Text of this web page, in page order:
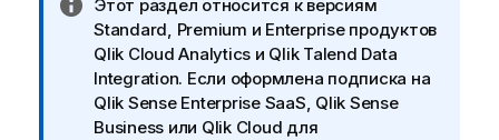
П
р
и
м
е
ч
Этот раздел относится к версиям
Standard, Premium и Enterprise продуктов
Qlik Cloud Analytics и Qlik Talend Data
Integration. Если оформлена подписка на
Qlik Sense Enterprise SaaS, Qlik Sense
Business или Qlik Cloud для